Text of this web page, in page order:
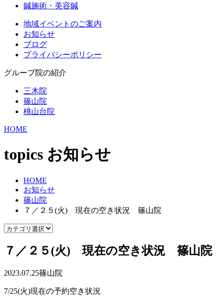
鍼施術・美容鍼
地域イベントのご案内
お知らせ
ブログ
プライバシーポリシー
グループ院の紹介
三木院
篠山院
桃山台院
HOME
topics お知らせ
HOME
お知らせ
篠山院
７／２５(火) 現在の空き状況 篠山院
７／２５(火) 現在の空き状況 篠山院
2023.07.25篠山院
7/25(火)現在の予約空き状況